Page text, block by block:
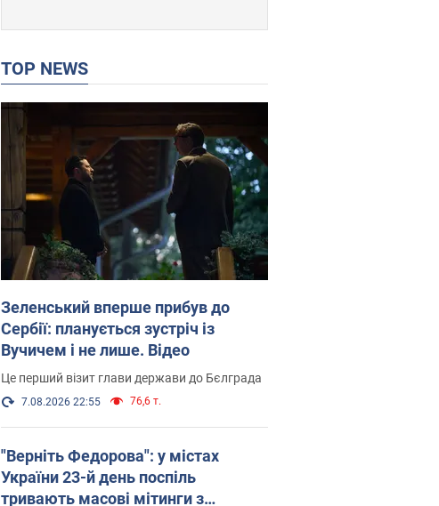
TOP NEWS
Зеленський вперше прибув до
Сербії: планується зустріч із
Вучичем і не лише. Відео
Це перший візит глави держави до Бєлграда
7.08.2026 22:55 76,6 т.
"Верніть Федорова": у містах
України 23-й день поспіль
тривають масові мітинги з